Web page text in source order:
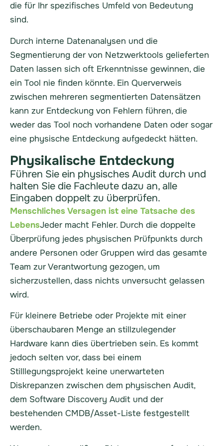
die für Ihr spezifisches Umfeld von Bedeutung
sind.
Durch interne Datenanalysen und die
Segmentierung der von Netzwerktools gelieferten
Daten lassen sich oft Erkenntnisse gewinnen, die
ein Tool nie finden könnte. Ein Querverweis
zwischen mehreren segmentierten Datensätzen
kann zur Entdeckung von Fehlern führen, die
weder das Tool noch vorhandene Daten oder sogar
eine physische Entdeckung aufgedeckt hätten.
Physikalische Entdeckung
Führen Sie ein physisches Audit durch und
halten Sie die Fachleute dazu an, alle
Eingaben doppelt zu überprüfen.
Menschliches Versagen ist eine Tatsache des
LebensJeder macht Fehler. Durch die doppelte
Überprüfung jedes physischen Prüfpunkts durch
andere Personen oder Gruppen wird das gesamte
Team zur Verantwortung gezogen, um
sicherzustellen, dass nichts unversucht gelassen
wird.
Für kleinere Betriebe oder Projekte mit einer
überschaubaren Menge an stillzulegender
Hardware kann dies übertrieben sein. Es kommt
jedoch selten vor, dass bei einem
Stilllegungsprojekt keine unerwarteten
Diskrepanzen zwischen dem physischen Audit,
dem Software Discovery Audit und der
bestehenden CMDB/Asset-Liste festgestellt
werden.